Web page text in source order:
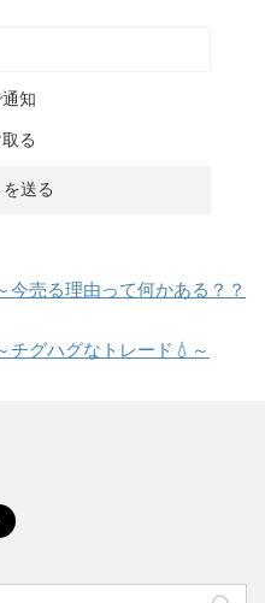
知
る
今売る理由って何かある？？
チグハグなトレード💧～